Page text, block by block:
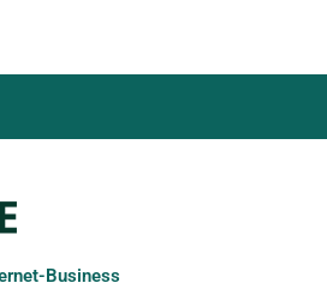
Business